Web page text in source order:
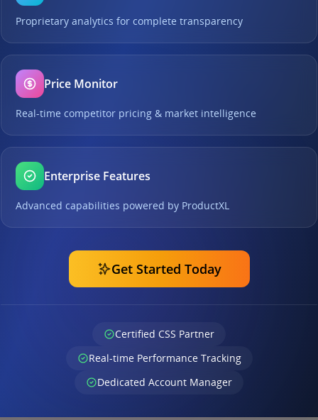
Proprietary analytics for complete transparency
Price Monitor
Real-time competitor pricing & market intelligence
Enterprise Features
Advanced capabilities powered by ProductXL
Get Started Today
Certified CSS Partner
Real-time Performance Tracking
Dedicated Account Manager